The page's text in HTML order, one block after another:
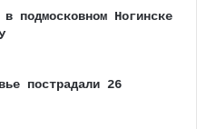
подмосковном Ногинске
пострадали 26